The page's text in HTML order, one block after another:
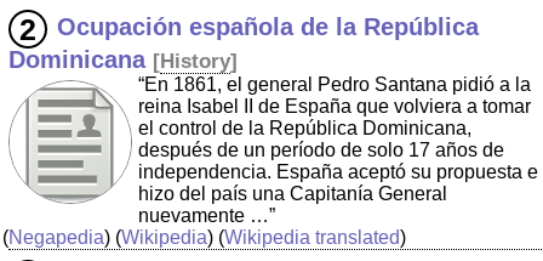
Ocupación española de la República
Dominicana [History]
“En 1861, el general Pedro Santana pidió a la
reina Isabel II de España que volviera a tomar
el control de la República Dominicana,
después de un período de solo 17 años de
independencia. España aceptó su propuesta e
hizo del país una Capitanía General
nuevamente …”
(Negapedia) (Wikipedia) (Wikipedia translated)